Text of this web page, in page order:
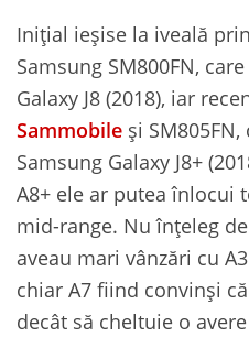
Inițial ieșise la iveală
Samsung SM800FN,
Galaxy J8 (2018), iar
Sammobile și
Samsung Galaxy J8+
A8+ ele ar putea înlocui
mid-range. Nu înțeleg
aveau mari vânzări cu
chiar A7 fiind convinși
decât să cheltuie o